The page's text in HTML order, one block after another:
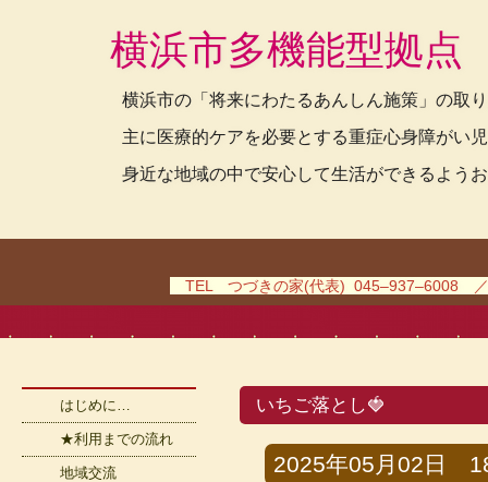
横浜市多機能型拠
横浜市の「将来にわたるあんしん施策」の取
主に医療的ケアを必要とする重症心身障がい
身近な地域の中で安心して生活ができるよう
TEL つづきの家(代表) 045–937–6008
いちご落とし🍓
2025年05月02日
はじめに…
★利用までの流れ
地域交流